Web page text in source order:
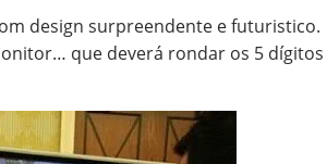
design surpreendente e futuristico.
que deverá rondar os 5 dígitos